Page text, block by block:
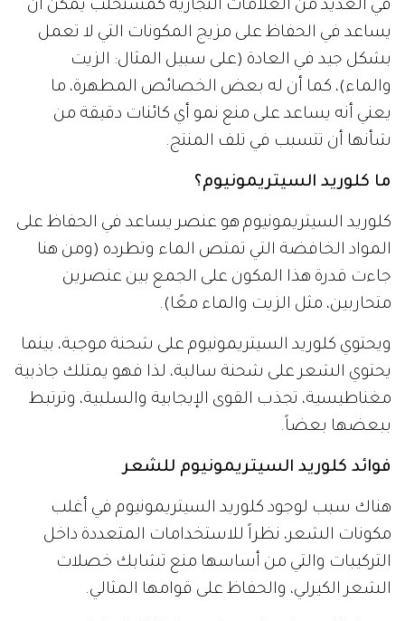
في العديد من العلامات التجارية كمستحلب يمكن أن
يساعد في الحفاظ على مزيج المكونات التي لا تعمل
بشكل جيد في العادة (على سبيل المثال: الزيت
والماء)، كما أن له بعض الخصائص المطهرة، ما
يعني أنه يساعد على منع نمو أي كائنات دقيقة من
شأنها أن تتسبب في تلف المنتج.
ما كلوريد السيتريمونيوم؟
كلوريد السيتريمونيوم هو عنصر يساعد في الحفاظ على
المواد الخافضة التي تمتص الماء وتطرده (ومن هنا
جاءت قدرة هذا المكون على الجمع بين عنصرين
متحاربين، مثل الزيت والماء معًا).
ويحتوي كلوريد السيتريمونيوم على شحنة موجبة، بينما
يحتوي الشعر على شحنة سالبة، لذا فهو يمتلك جاذبية
مغناطيسية، تجذب القوى الإيجابية والسلبية، وترتبط
ببعضها بعضاً.
فوائد كلوريد السيتريمونيوم للشعر
هناك سبب لوجود كلوريد السيتريمونيوم في أغلب
مكونات الشعر، نظراً للاستخدامات المتعددة داخل
التركيبات والتي من أساسها منع تشابك خصلات
الشعر الكيرلي، والحفاظ على قوامها المثالي.